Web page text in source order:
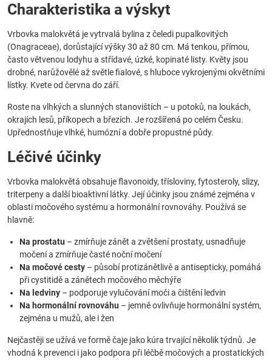
Charakteristika a výskyt
Vrbovka malokvětá je vytrvalá bylina z čeledi pupalkovitých
(Onagraceae), dorůstající výšky 30 až 80 cm. Má tenkou, přímou,
často větvenou lodyhu a střídavé, úzké, kopinaté listy. Květy jsou
drobné, narůžovělé až světle fialové, s hluboce vykrojenými okvětními
lístky. Kvete od června do září.
Roste na vlhkých a slunných stanovištích – u potoků, na loukách,
okrajích lesů, příkopech a březích. Je rozšířená po celém Česku.
Upřednostňuje vlhké, humózní a dobře propustné půdy.
Léčivé účinky
Vrbovka malokvětá obsahuje flavonoidy, třísloviny, fytosteroly, slizy,
triterpeny a další bioaktivní látky. Její účinky jsou známé zejména v
oblasti močového systému a hormonální rovnováhy. Používá se
hlavně:
Na prostatu – zmírňuje zánět a zvětšení prostaty, usnadňuje
močení a zmírňuje časté noční močení
Na močové cesty – působí protizánětlivě a antisepticky, pomáhá
při cystitidě a zánětech močového měchýře
Na ledviny – podporuje vylučování moči a čištění ledvin
Na hormonální rovnováhu – jemně ovlivňuje hormonální systém,
zejména u mužů, ale i žen
Nejčastěji se užívá ve formě čaje jako kúra trvající několik týdnů. Je
vhodná k prevenci i jako podpora při léčbě močových a prostatických